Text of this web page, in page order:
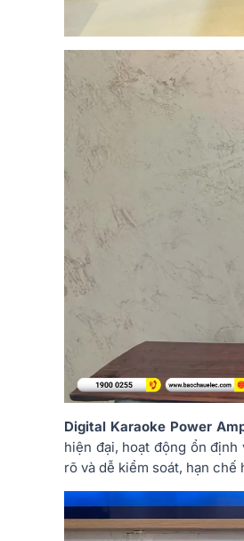
Digital Karaoke Power
hiện đại, hoạt động ổn
rõ và dễ kiểm soát, hạn